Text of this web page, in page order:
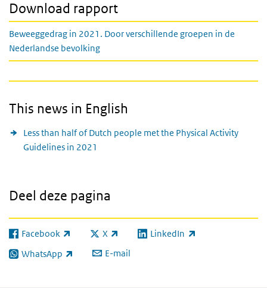
Download rapport
Beweeggedrag in 2021. Door verschillende groepen in de
Nederlandse bevolking
This news in English
Less than half of Dutch people met the Physical Activity
Guidelines in 2021
Deel deze pagina
Facebook
(externe link) X
(externe link) LinkedIn
(externe link)
WhatsApp
(externe link) E-mail